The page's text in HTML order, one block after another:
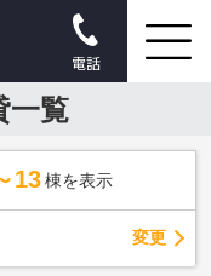
電話
一覧
13 棟を表示
変更